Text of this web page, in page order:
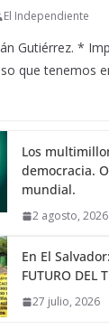
El Independiente
Gutiérrez. *
que tenemos
Los
democracia.
mundial.
2 agosto, 2026
En El
FUTURO DEL
27 julio, 2026